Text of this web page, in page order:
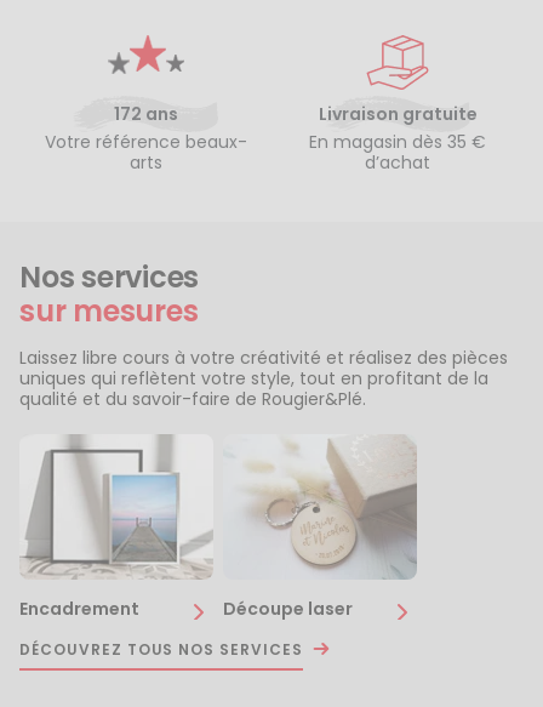
172 ans
Votre référence beaux-
arts
Livraison gratuite
En magasin dès 35 €
d’achat
Nos services
sur mesures
Laissez libre cours à votre créativité et réalisez des pièces
uniques qui reflètent votre style, tout en profitant de la
qualité et du savoir-faire de Rougier&Plé.
Encadrement Découpe laser
DÉCOUVREZ TOUS NOS SERVICES